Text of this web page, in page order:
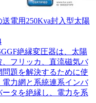
電用250Kva封入型太陽
絶縁変圧器は、太陽
フリッカ、直流磁気バ
題を解決するために使
力網と系統連系インバ
タを絶縁し、電力を系